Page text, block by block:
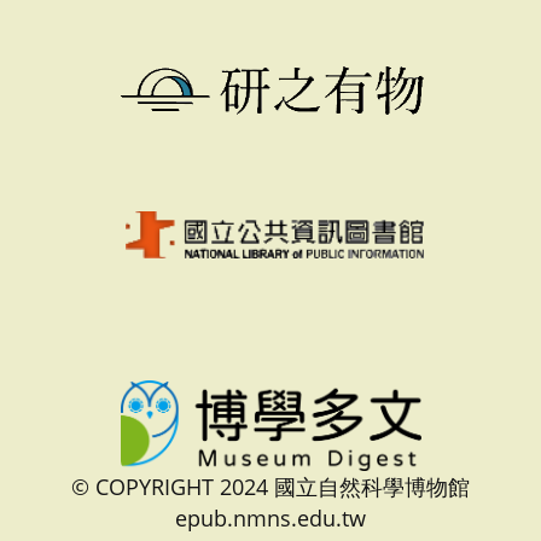
© COPYRIGHT 2024 國立自然科學博物館
epub.nmns.edu.tw